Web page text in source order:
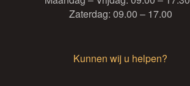
Zaterdag: 09.00 – 17.00
Kunnen wij u helpen?